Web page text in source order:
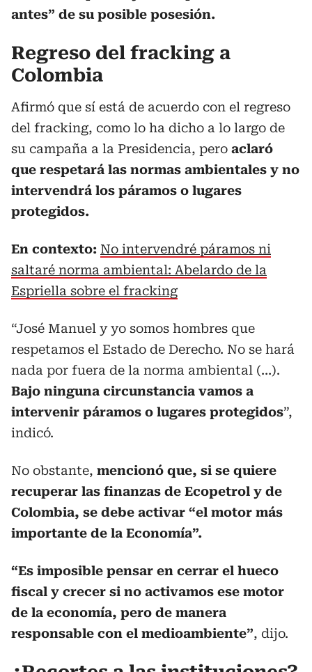
antes” de su posible posesión.
Regreso del fracking a
Colombia
Afirmó que sí está de acuerdo con el regreso
del fracking, como lo ha dicho a lo largo de
su campaña a la Presidencia, pero aclaró
que respetará las normas ambientales y no
intervendrá los páramos o lugares
protegidos.
En contexto: No intervendré páramos ni
saltaré norma ambiental: Abelardo de la
Espriella sobre el fracking
“José Manuel y yo somos hombres que
respetamos el Estado de Derecho. No se hará
nada por fuera de la norma ambiental (…).
Bajo ninguna circunstancia vamos a
intervenir páramos o lugares protegidos”,
indicó.
No obstante, mencionó que, si se quiere
recuperar las finanzas de Ecopetrol y de
Colombia, se debe activar “el motor más
importante de la Economía”.
“Es imposible pensar en cerrar el hueco
fiscal y crecer si no activamos ese motor
de la economía, pero de manera
responsable con el medioambiente”, dijo.